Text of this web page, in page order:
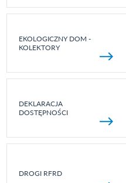
EKOLOGICZNY DOM -
KOLEKTORY
DEKLARACJA
DOSTĘPNOŚCI
DROGI RFRD